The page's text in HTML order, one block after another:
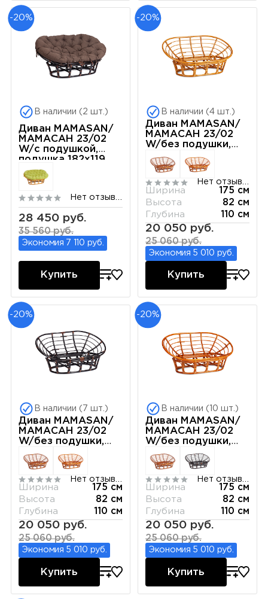
-20%
В наличии (2 шт.)
Диван MAMASAN/
МАМАСАН 23/02
W/с подушкой,
подушка 182х119
см, 169х102х80 см,
Antique brown
коричневый),
ткань, коричневый,
3М7
28 450 руб.
35 560 руб.
Экономия 7 110 руб.
Купить
-20%
В наличии (4 шт.)
Диван MAMASAN/
МАМАСАН 23/02
W/без подушки,
Pecan (орех)
Ширина
175 см
Высота
82 см
Глубина
110 см
20 050 руб.
25 060 руб.
Экономия 5 010 руб.
Купить
-20%
В наличии (7 шт.)
Диван MAMASAN/
МАМАСАН 23/02
W/без подушки,
169х102х80 см,
Antique brown
(античный черно-
коричневый)
Ширина
175 см
Высота
82 см
Глубина
110 см
20 050 руб.
25 060 руб.
Экономия 5 010 руб.
Купить
-20%
В наличии (10 шт.)
Диван MAMASAN/
МАМАСАН 23/02
W/без подушки,
169х102х80 см,
Honey (мед)
Ширина
175 см
Высота
82 см
Глубина
110 см
20 050 руб.
25 060 руб.
Экономия 5 010 руб.
Купить